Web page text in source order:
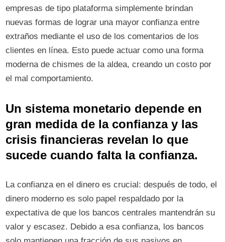
empresas de tipo plataforma simplemente brindan
nuevas formas de lograr una mayor confianza entre
extraños mediante el uso de los comentarios de los
clientes en línea. Esto puede actuar como una forma
moderna de chismes de la aldea, creando un costo por
el mal comportamiento.
Un sistema monetario depende en
gran medida de la confianza y las
crisis financieras revelan lo que
sucede cuando falta la confianza.
La confianza en el dinero es crucial: después de todo, el
dinero moderno es solo papel respaldado por la
expectativa de que los bancos centrales mantendrán su
valor y escasez. Debido a esa confianza, los bancos